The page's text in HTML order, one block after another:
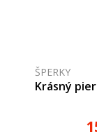
ŠPERKY
Krásný